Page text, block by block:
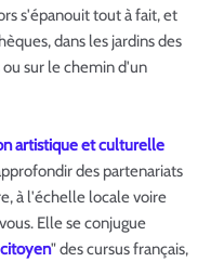
s'épanouit tout à fait, et
dans les jardins des
ou sur le chemin d'un
artistique et culturelle
des partenariats
à l'échelle locale voire
Elle se conjugue
" des cursus français,